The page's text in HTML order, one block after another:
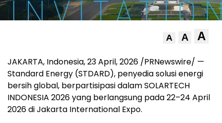
A A A
JAKARTA, Indonesia,23 April, 2026 /PRNewswire/ —
Standard Energy (STDARD), penyedia solusi energi
bersih global, berpartisipasi dalam SOLARTECH
INDONESIA 2026 yang berlangsung pada 22–24 April
2026 di Jakarta International Expo.